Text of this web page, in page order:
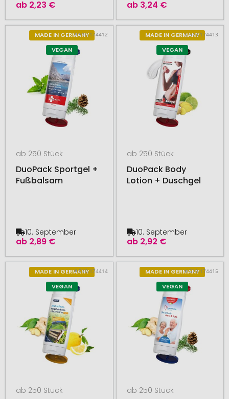
ab 2,23 € ab 3,24 €
MADE IN GERMANY
VEGAN
# 510.174412
ab 250 Stück
DuoPack Sportgel +
Fußbalsam
ab 2,89 €
10. September
MADE IN GERMANY
VEGAN
# 510.174413
ab 250 Stück
DuoPack Body
Lotion + Duschgel
ab 2,92 €
10. September
MADE IN GERMANY
VEGAN
# 510.174414
ab 250 Stück
MADE IN GERMANY
VEGAN
# 510.174415
ab 250 Stück